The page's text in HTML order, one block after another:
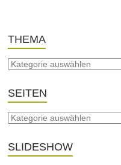
THEMA
SEITEN
SLIDESHOW